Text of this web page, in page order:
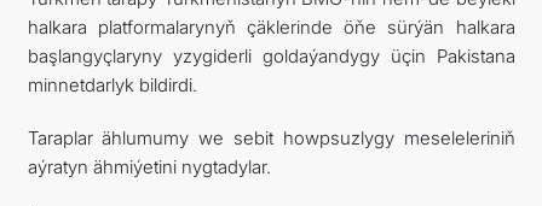
halkara platformalarynyň çäklerinde öňe sürýän halkara
başlangyçlaryny yzygiderli goldaýandygy üçin Pakistana
minnetdarlyk bildirdi.
Taraplar ählumumy we sebit howpsuzlygy meseleleriniň
aýratyn ähmiýetini nygtadylar.